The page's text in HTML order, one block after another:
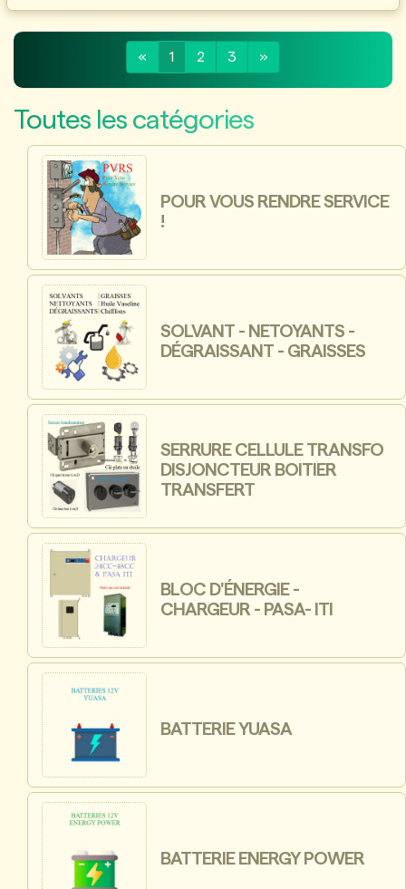
« 1 2 3 »
Toutes les catégories
POUR VOUS RENDRE SERVICE
!
SOLVANT - NETOYANTS -
DÉGRAISSANT - GRAISSES
SERRURE CELLULE TRANSFO
DISJONCTEUR BOITIER
TRANSFERT
BLOC D'ÉNERGIE -
CHARGEUR - PASA- ITI
BATTERIE YUASA
BATTERIE ENERGY POWER